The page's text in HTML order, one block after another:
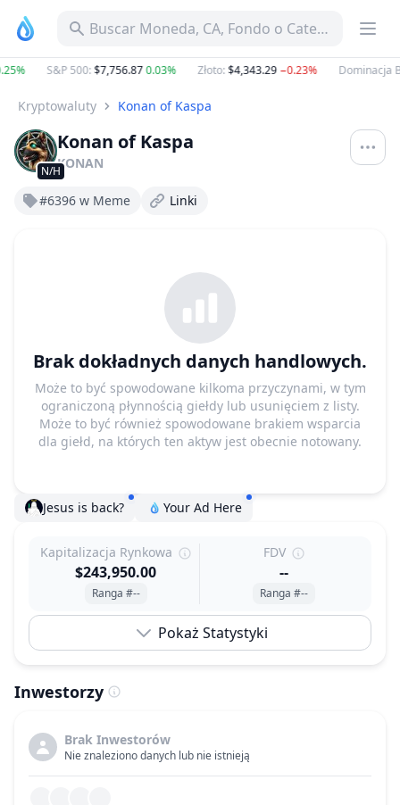
Buscar Moneda, CA, Fondo o Categoría
S&P 500:$7,756.870.03% Złoto:$4,343.29−0.23% Dominacja
Kryptowaluty Konan of Kaspa
N/H
Konan of Kaspa
KONAN
#6396 w Meme Linki
Brak dokładnych danych handlowych.
Może to być spowodowane kilkoma przyczynami, w tym
ograniczoną płynnością giełdy lub usunięciem z listy.
Może to być również spowodowane brakiem wsparcia
dla giełd, na których ten aktyw jest obecnie notowany.
Jesus is back? Your Ad Here
Kapitalizacja Rynkowa
$243,950.00
Ranga #--
FDV
--
Ranga #--
Pokaż Statystyki
Inwestorzy
Brak Inwestorów
Nie znaleziono danych lub nie istnieją